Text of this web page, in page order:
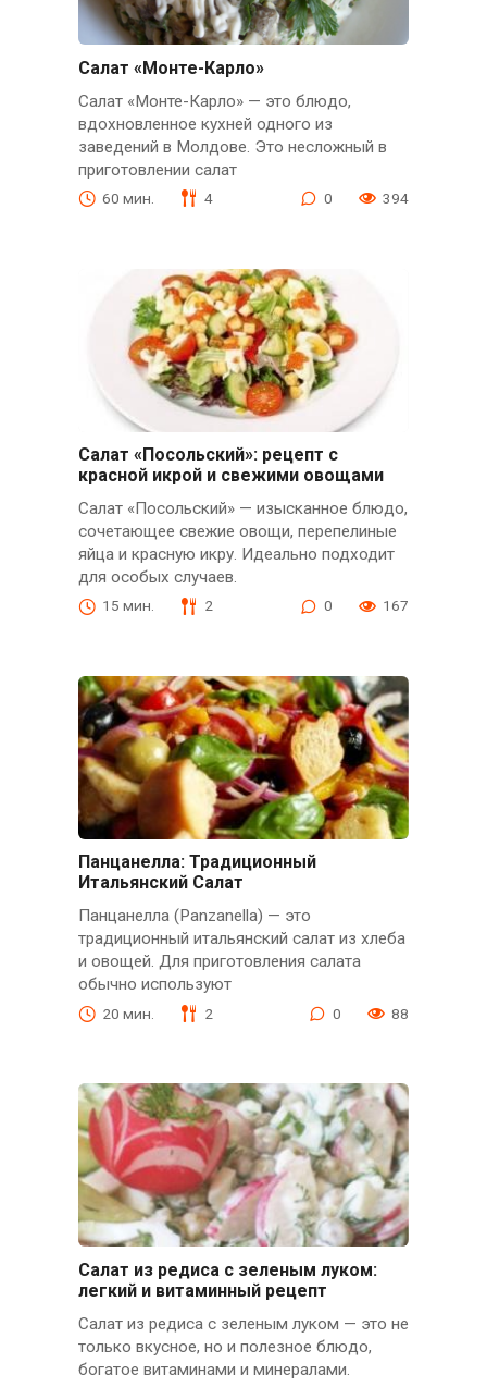
Салат «Монте-Карло»
Салат «Монте-Карло» — это блюдо,
вдохновленное кухней одного из
заведений в Молдове. Это несложный в
приготовлении салат
60 мин. 4 0 394
Салат «Посольский»: рецепт с
красной икрой и свежими овощами
Салат «Посольский» — изысканное блюдо,
сочетающее свежие овощи, перепелиные
яйца и красную икру. Идеально подходит
для особых случаев.
15 мин. 2 0 167
Панцанелла: Традиционный
Итальянский Салат
Панцанелла (Panzanella) — это
традиционный итальянский салат из хлеба
и овощей. Для приготовления салата
обычно используют
20 мин. 2 0 88
Салат из редиса с зеленым луком:
легкий и витаминный рецепт
Салат из редиса с зеленым луком — это не
только вкусное, но и полезное блюдо,
богатое витаминами и минералами.